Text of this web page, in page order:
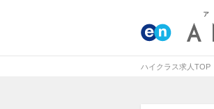
ハイクラス求人TOP